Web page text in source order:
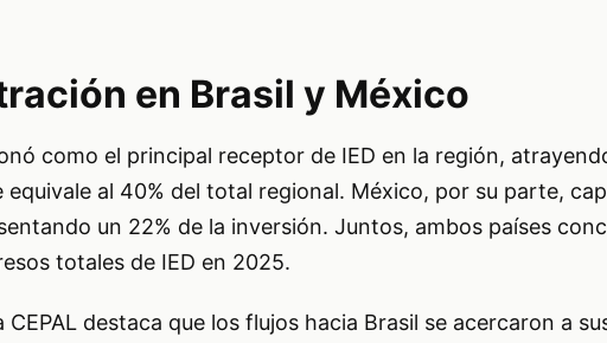
en Brasil y México
como el principal receptor de IED en la región,
equivale al 40% del total regional. México, por su parte,
un 22% de la inversión. Juntos, ambos países
totales de IED en 2025.
CEPAL destaca que los flujos hacia Brasil se acercaron a